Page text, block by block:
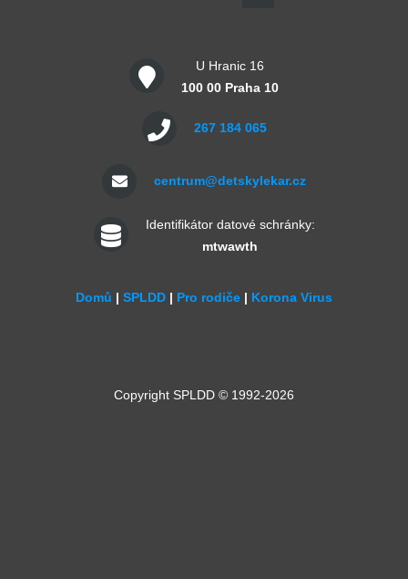
U Hranic 16
100 00 Praha 10
267 184 065
centrum@detskylekar.cz
Identifikátor datové schránky:
mtwawth
Domů | SPLDD | Pro rodiče | Korona Virus
Copyright SPLDD © 1992-2026